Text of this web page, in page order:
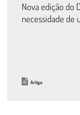
Nova edição do
necessidade de
Artigo